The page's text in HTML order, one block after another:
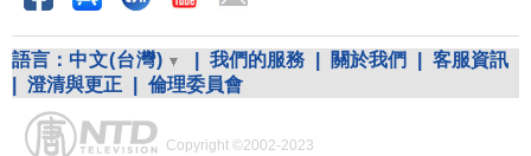
語言： 中文(台灣) 我們的服務 關於我們
客服資訊
澄清與更正 倫理委員會
Copyright ©2002-2023